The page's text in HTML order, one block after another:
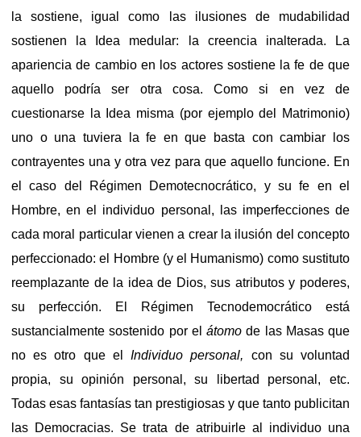
la sostiene, igual como las ilusiones de mudabilidad
sostienen la Idea medular: la creencia inalterada. La
apariencia de cambio en los actores sostiene la fe de que
aquello podría ser otra cosa. Como si en vez de
cuestionarse la Idea misma (por ejemplo del Matrimonio)
uno o una tuviera la fe en que basta con cambiar los
contrayentes una y otra vez para que aquello funcione. En
el caso del Régimen Demotecnocrático, y su fe en el
Hombre, en el individuo personal, las imperfecciones de
cada moral particular vienen a crear la ilusión del concepto
perfeccionado: el Hombre (y el Humanismo) como sustituto
reemplazante de la idea de Dios, sus atributos y poderes,
su perfección. El Régimen Tecnodemocrático está
sustancialmente sostenido por el átomode las Masas que
no es otro que elIndividuo personal, con su voluntad
propia, su opinión personal, su libertad personal, etc.
Todas esas fantasías tan prestigiosas y que tanto publicitan
las Democracias. Se trata de atribuirle al individuo una